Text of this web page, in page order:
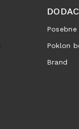
Poklon
Brand